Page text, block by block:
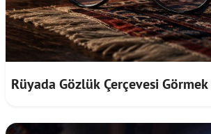
Rüyada Gözlük Çerçevesi Görmek